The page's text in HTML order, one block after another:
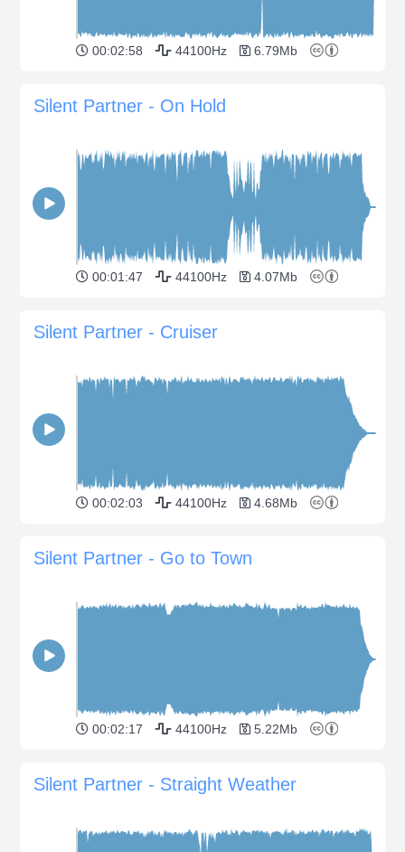
00:02:58 44100Hz 6.79Mb
Silent Partner - On Hold
00:01:47 44100Hz 4.07Mb
Silent Partner - Cruiser
00:02:03 44100Hz 4.68Mb
Silent Partner - Go to Town
00:02:17 44100Hz 5.22Mb
Silent Partner - Straight Weather